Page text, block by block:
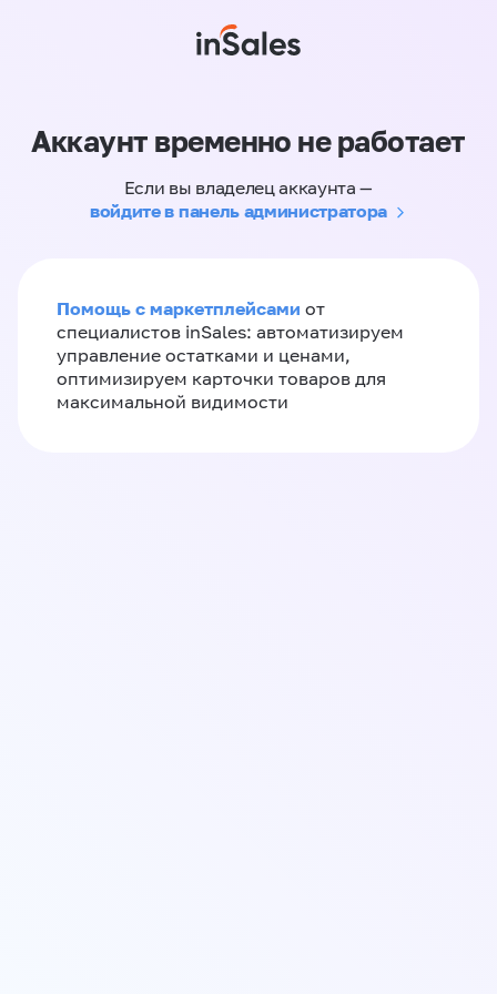
Аккаунт временно не работает
Если вы владелец аккаунта —
войдите в панель администратора
Помощь с маркетплейсами от
специалистов inSales: автоматизируем
управление остатками и ценами,
оптимизируем карточки товаров для
максимальной видимости